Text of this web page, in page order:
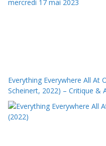
Everything Everywhere All At
Scheinert, 2022) – Critique &